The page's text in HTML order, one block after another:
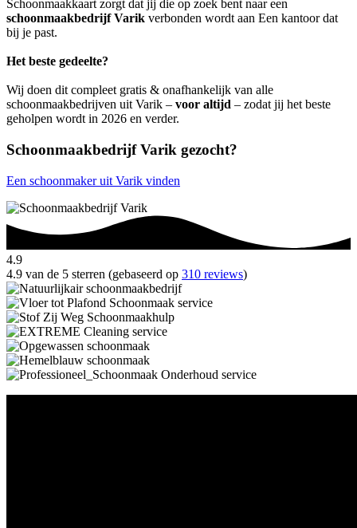
Schoonmaakkaart zorgt dat jij die op zoek bent naar een
schoonmaakbedrijf Varik verbonden wordt aan Een kantoor dat
bij je past.
Het beste gedeelte?
Wij doen dit compleet gratis & onafhankelijk van alle
schoonmaakbedrijven uit Varik – voor altijd – zodat jij het beste
geholpen wordt in 2026 en verder.
Schoonmaakbedrijf Varik gezocht?
Een schoonmaker uit Varik vinden
4.9
4.9 van de 5 sterren (gebaseerd op 310 reviews)